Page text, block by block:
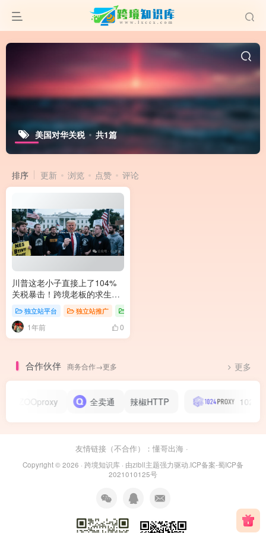
美国对华关税 共1篇
排序 更新 浏览 点赞 评论
川普这老小子直接上了104%
关税暴击！跨境老板的求生指
南：要么跪，要么干！
独立站平台 独立站推广
1年前 0
合作伙伴 商务合作→更多 更多
ZOOproxy 全卖通 辣椒HTTP
友情链接（不合作）： 懂哥出海 ·
Copyright © 2026 · 跨境知识库 · 由zibll主题强力驱动.ICP备案-蜀ICP备
2021010125号